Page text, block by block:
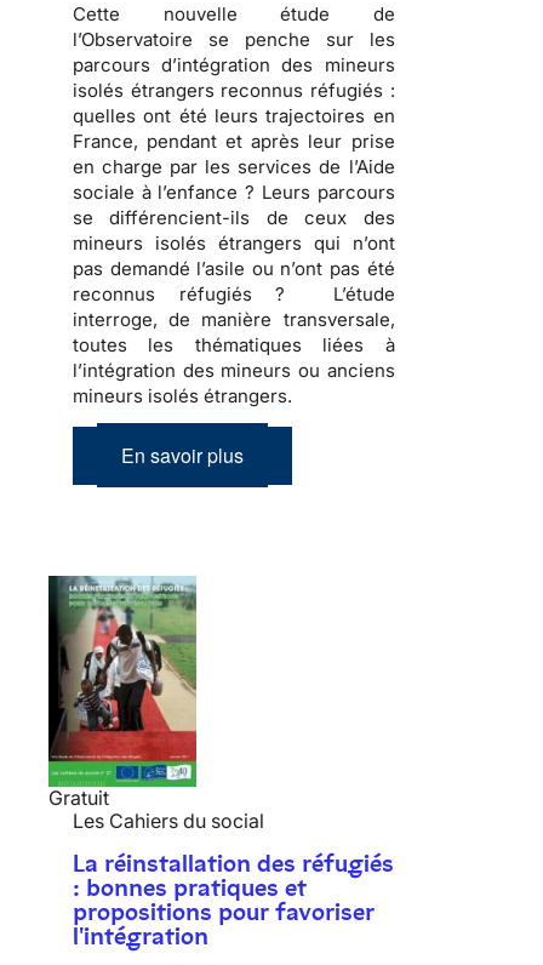
Cette nouvelle étude de
l’Observatoire se penche sur les
parcours d’intégration des mineurs
isolés étrangers reconnus réfugiés :
quelles ont été leurs trajectoires en
France, pendant et après leur prise
en charge par les services de l’Aide
sociale à l’enfance ? Leurs parcours
se différencient-ils de ceux des
mineurs isolés étrangers qui n’ont
pas demandé l’asile ou n’ont pas été
reconnus réfugiés ? L’étude
interroge, de manière transversale,
toutes les thématiques liées à
l’intégration des mineurs ou anciens
mineurs isolés étrangers.
En savoir plus
Gratuit
Les Cahiers du social
La réinstallation des réfugiés
: bonnes pratiques et
propositions pour favoriser
l'intégration